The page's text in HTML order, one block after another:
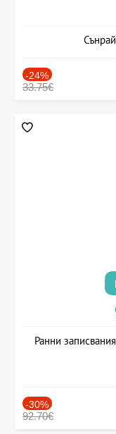
-24%
33.75€
Ранни
-30%
92.70€